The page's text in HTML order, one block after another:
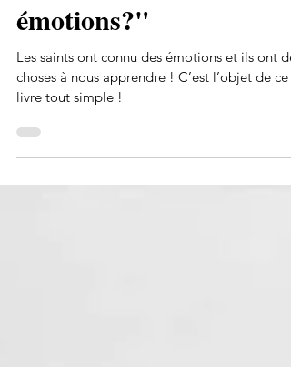
coachaient sur nos
émotions?"
Les saints ont connu des émotions et ils ont
choses à nous apprendre ! C’est l’objet de ce
livre tout simple !